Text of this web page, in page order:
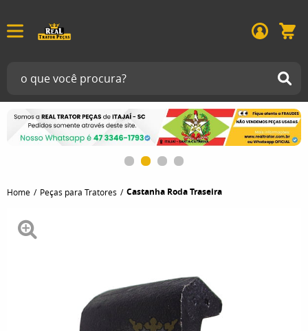
Home Peças para Tratores Castanha Roda Traseira